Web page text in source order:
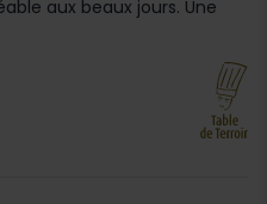
aux beaux jours. Une